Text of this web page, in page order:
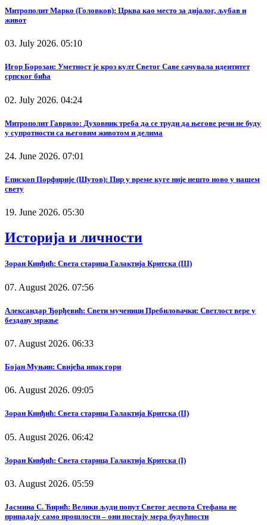
Митрополит Марко (Головков): Црква као место за дијалог, љубав и
живот
03. July 2026. 05:10
Игор Борозан: Уметност је кроз култ Светог Саве сачувала идентитет
српског бића
02. July 2026. 04:24
Митрополит Гаврило: Духовник треба да се труди да његове речи не буду
у супротности са његовим животом и делима
24. June 2026. 07:01
Епископ Порфирије (Шутов): Пир у време куге није нешто ново у нашем
свету
19. June 2026. 05:30
Историја и личности
Зоран Кинђић: Света старица Галактија Критска (III)
07. August 2026. 07:56
Александар Ђорђевић: Свети мученици Пребиловачки: Светлост вере у
бездану мржње
07. August 2026. 06:33
Бојан Муњин: Свијећа ипак гори
06. August 2026. 09:05
Зоран Кинђић: Света старица Галактија Критска (II)
05. August 2026. 06:42
Зоран Кинђић: Света старица Галактија Критска (I)
03. August 2026. 05:59
Јасмина С. Ћирић: Велики људи попут Светог деспота Стефана не
припадају само прошлости – они постају мера будућности